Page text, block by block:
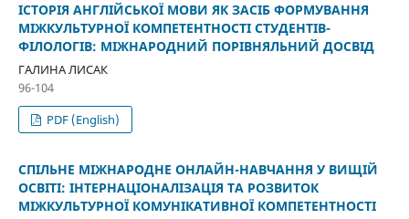
ІСТОРІЯ АНГЛІЙСЬКОЇ МОВИ ЯК ЗАСІБ ФОРМУВАННЯ
МІЖКУЛЬТУРНОЇ КОМПЕТЕНТНОСТІ СТУДЕНТІВ-
ФІЛОЛОГІВ: МІЖНАРОДНИЙ ПОРІВНЯЛЬНИЙ ДОСВІД
ГАЛИНА ЛИСАК
96-104
PDF (English)
СПІЛЬНЕ МІЖНАРОДНЕ ОНЛАЙН-НАВЧАННЯ У ВИЩІЙ
ОСВІТІ: ІНТЕРНАЦІОНАЛІЗАЦІЯ ТА РОЗВИТОК
МІЖКУЛЬТУРНОЇ КОМУНІКАТИВНОЇ КОМПЕТЕНТНОСТІ